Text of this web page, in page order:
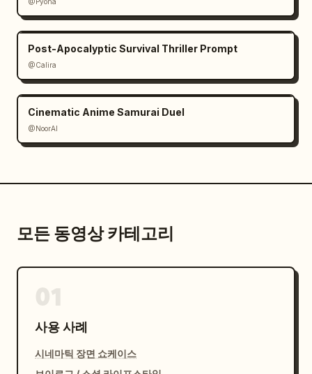
Post-Apocalyptic Survival Thriller Prompt
@Calira
Cinematic Anime Samurai Duel
@NoorAI
모든 동영상 카테고리
사용 사례
시네마틱 장면 쇼케이스